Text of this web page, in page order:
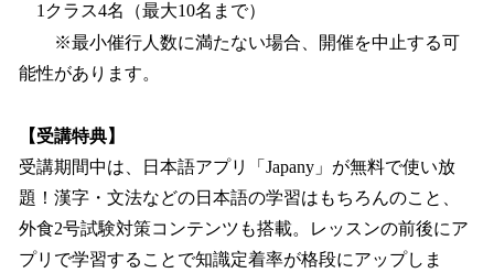
1クラス4名（最大10名まで）
※最小催行人数に満たない場合、開催を中止する可
能性があります。
【受講特典】
受講期間中は、日本語アプリ「Japany」が無料で使い放
題！漢字・文法などの日本語の学習はもちろんのこと、
外食2号試験対策コンテンツも搭載。レッスンの前後にア
プリで学習することで知識定着率が格段にアップしま